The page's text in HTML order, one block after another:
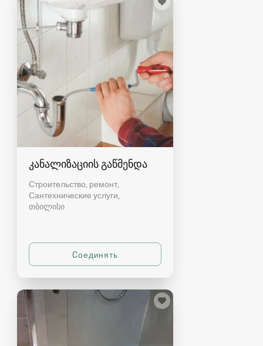
კანალიზაციის გაწმენდა
Строительство, ремонт,
Сантехнические услуги
თბილისი